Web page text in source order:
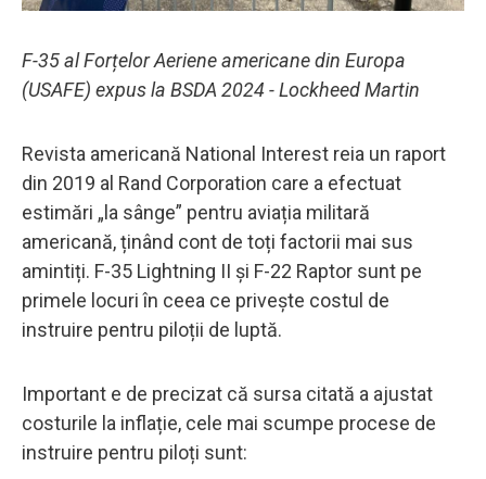
F-35 al Forțelor Aeriene americane din Europa
(USAFE) expus la BSDA 2024 - Lockheed Martin
Revista americană National Interest reia un raport
din 2019 al Rand Corporation care a efectuat
estimări „la sânge” pentru aviația militară
americană, ținând cont de toți factorii mai sus
amintiți. F-35 Lightning II și F-22 Raptor sunt pe
primele locuri în ceea ce privește costul de
instruire pentru piloții de luptă.
Important e de precizat că sursa citată a ajustat
costurile la inflație, cele mai scumpe procese de
instruire pentru piloți sunt: